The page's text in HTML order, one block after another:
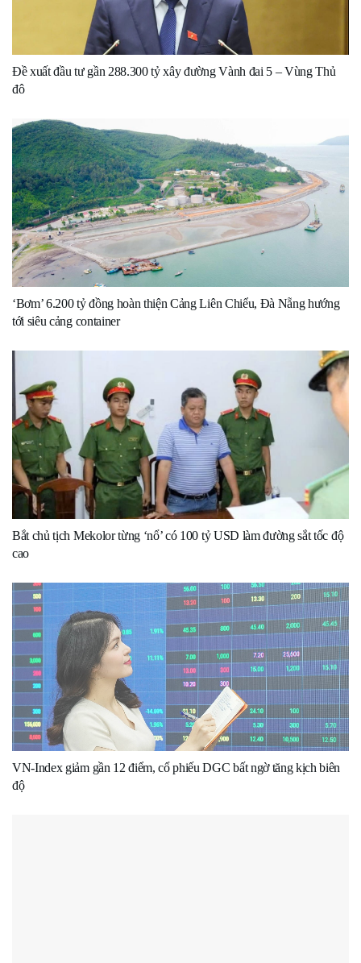
Đề xuất đầu tư gần 288.300 tỷ xây đường Vành đai 5 – Vùng Thủ
đô
‘Bơm’ 6.200 tỷ đồng hoàn thiện Cảng Liên Chiểu, Đà Nẵng hướng
tới siêu cảng container
Bắt chủ tịch Mekolor từng ‘nổ’ có 100 tỷ USD làm đường sắt tốc độ
cao
VN-Index giảm gần 12 điểm, cổ phiếu DGC bất ngờ tăng kịch biên
độ